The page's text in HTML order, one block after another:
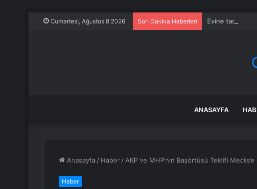
Cumartesi, Ağustos 8 2026 Son Dakika Haberleri Evine tadilat
ANASAYFA
Anasayfa / Haber / AKP ve MHP’nin Başörtüsü Teklifi
Haber